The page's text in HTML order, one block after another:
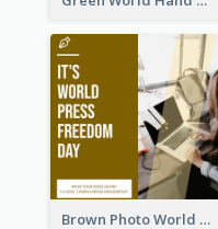
Brown Photo World Press Freedom Day Instagram Post